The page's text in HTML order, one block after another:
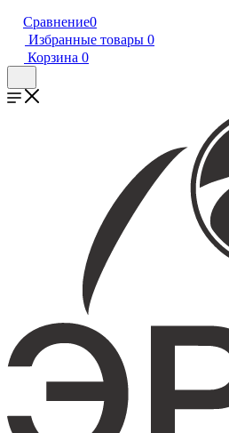
Сравнение0
Избранные товары 0
Корзина 0